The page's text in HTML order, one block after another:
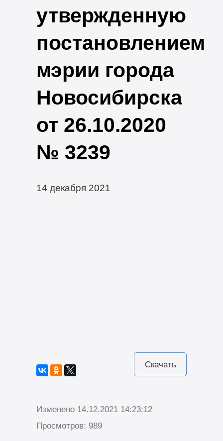
утвержденную
постановлением
мэрии города
Новосибирска
от 26.10.2020
№ 3239
14 декабря 2021
Скачать
Изменено 14.12.2021 14:23:12
Просмотров: 989